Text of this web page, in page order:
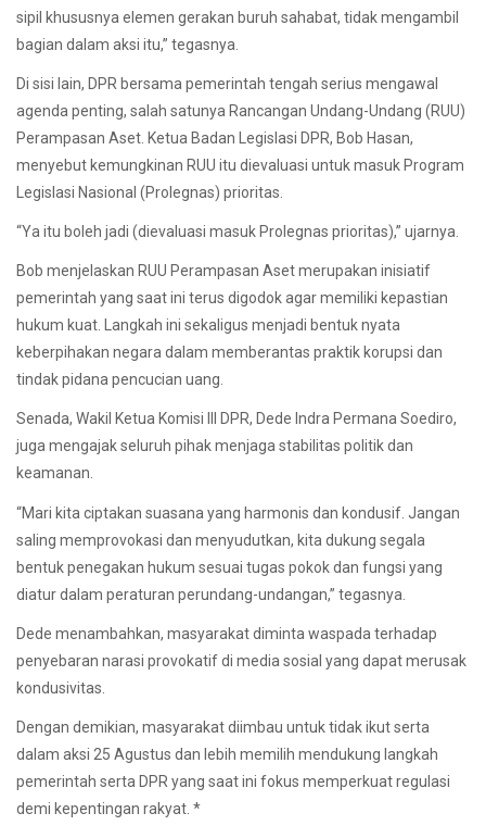
sipil khususnya elemen gerakan buruh sahabat, tidak mengambil
bagian dalam aksi itu,” tegasnya.
Di sisi lain, DPR bersama pemerintah tengah serius mengawal
agenda penting, salah satunya Rancangan Undang-Undang (RUU)
Perampasan Aset. Ketua Badan Legislasi DPR, Bob Hasan,
menyebut kemungkinan RUU itu dievaluasi untuk masuk Program
Legislasi Nasional (Prolegnas) prioritas.
“Ya itu boleh jadi (dievaluasi masuk Prolegnas prioritas),” ujarnya.
Bob menjelaskan RUU Perampasan Aset merupakan inisiatif
pemerintah yang saat ini terus digodok agar memiliki kepastian
hukum kuat. Langkah ini sekaligus menjadi bentuk nyata
keberpihakan negara dalam memberantas praktik korupsi dan
tindak pidana pencucian uang.
Senada, Wakil Ketua Komisi III DPR, Dede Indra Permana Soediro,
juga mengajak seluruh pihak menjaga stabilitas politik dan
keamanan.
“Mari kita ciptakan suasana yang harmonis dan kondusif. Jangan
saling memprovokasi dan menyudutkan, kita dukung segala
bentuk penegakan hukum sesuai tugas pokok dan fungsi yang
diatur dalam peraturan perundang-undangan,” tegasnya.
Dede menambahkan, masyarakat diminta waspada terhadap
penyebaran narasi provokatif di media sosial yang dapat merusak
kondusivitas.
Dengan demikian, masyarakat diimbau untuk tidak ikut serta
dalam aksi 25 Agustus dan lebih memilih mendukung langkah
pemerintah serta DPR yang saat ini fokus memperkuat regulasi
demi kepentingan rakyat. *